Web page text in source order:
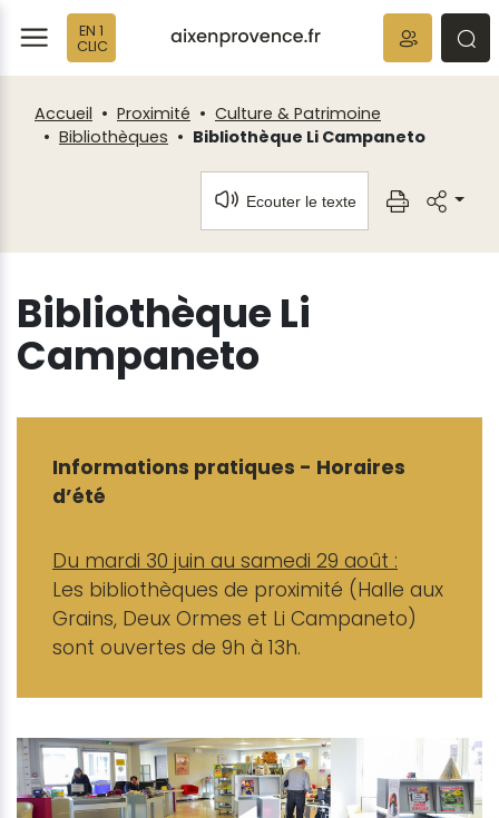
EN 1
CLIC
Accueil Proximité
Culture & Patrimoine
Bibliothèques
Bibliothèque Li Campaneto
Ecouter le texte
Bibliothèque Li
Campaneto
Informations pratiques - Horaires
d’été
Du mardi 30 juin au samedi 29 août :
Les bibliothèques de proximité (Halle aux
Grains, Deux Ormes et Li Campaneto)
sont ouvertes de 9h à 13h.
Fenêtre
de
chat
Panneau de gestion des cookies